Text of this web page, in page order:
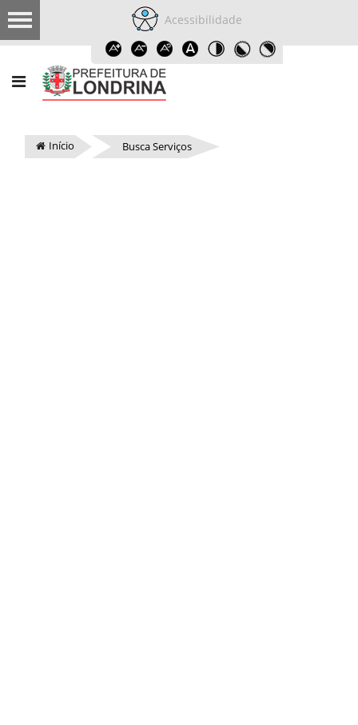
Acessibilidade
Início Busca Serviços